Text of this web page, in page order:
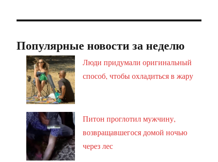
Популярные новости за неделю
Люди придумали оригинальный
способ, чтобы охладиться в жару
Питон проглотил мужчину,
возвращавшегося домой ночью
через лес